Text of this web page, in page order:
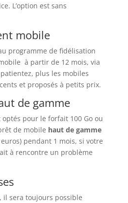
L’option est sans
mobile
programme de fidélisation
à partir de 12 mois, via
plus les mobiles
et proposés à petits prix.
de gamme
pour le forfait 100 Go ou
de mobile haut de gamme
pendant 1 mois, si votre
à rencontre un problème
il sera toujours possible